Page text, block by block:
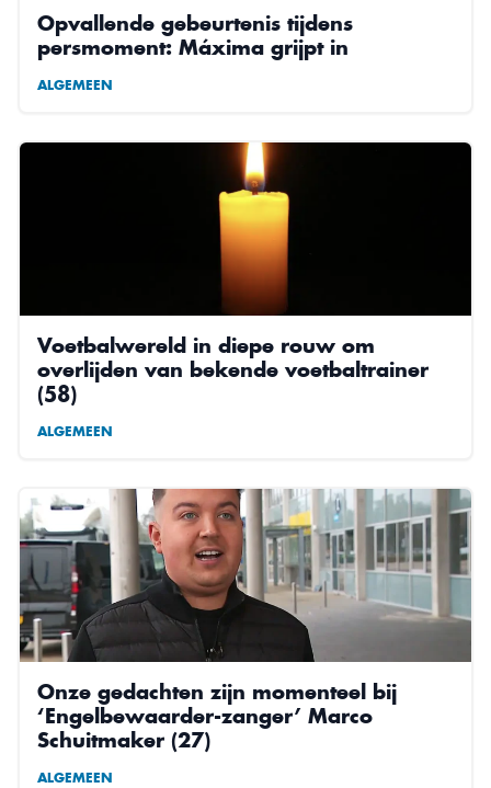
Opvallende gebeurtenis tijdens
persmoment: Máxima grijpt in
ALGEMEEN
Voetbalwereld in diepe rouw om
overlijden van bekende voetbaltrainer
(58)
ALGEMEEN
Onze gedachten zijn momenteel bij
‘Engelbewaarder-zanger’ Marco
Schuitmaker (27)
ALGEMEEN